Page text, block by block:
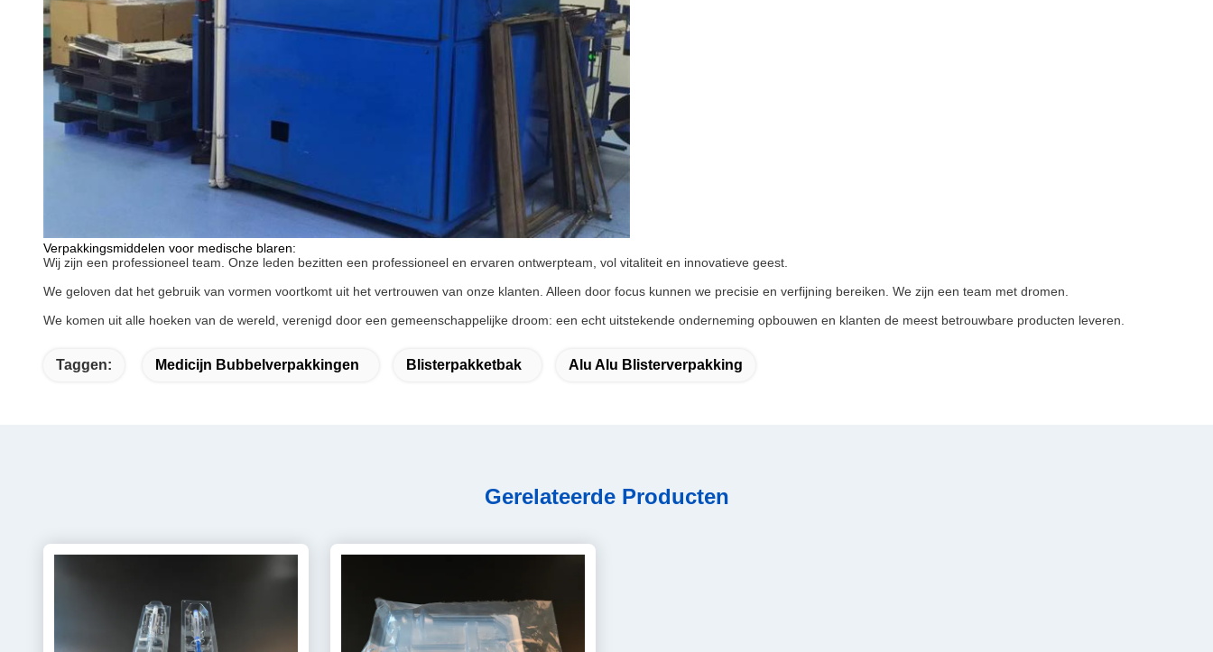
Verpakkingsmiddelen voor medische blaren:
Wij zijn een professioneel team. Onze leden bezitten een professioneel en ervaren ontwerpteam, vol vitaliteit en innovatieve geest.
We geloven dat het gebruik van vormen voortkomt uit het vertrouwen van onze klanten. Alleen door focus kunnen we precisie en verfijning bereiken. We zijn een team met dromen.
We komen uit alle hoeken van de wereld, verenigd door een gemeenschappelijke droom: een echt uitstekende onderneming opbouwen en klanten de meest betrouwbare producten leveren.
Taggen: Medicijn Bubbelverpakkingen Blisterpakketbak Alu Alu Blisterverpakking
Gerelateerde Producten